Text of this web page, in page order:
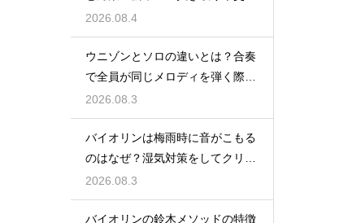
時期を見直す
2026.08.4
ウニゾンとソロの違いとは？合奏
で全員が同じメロディを弾く際の
一体感と魅力
2026.08.3
バイオリンは梅雨時に音がこもる
のはなぜ？湿気対策をしてクリア
な響きを保つ
2026.08.3
バイオリンの鈴木メソッドの特徴